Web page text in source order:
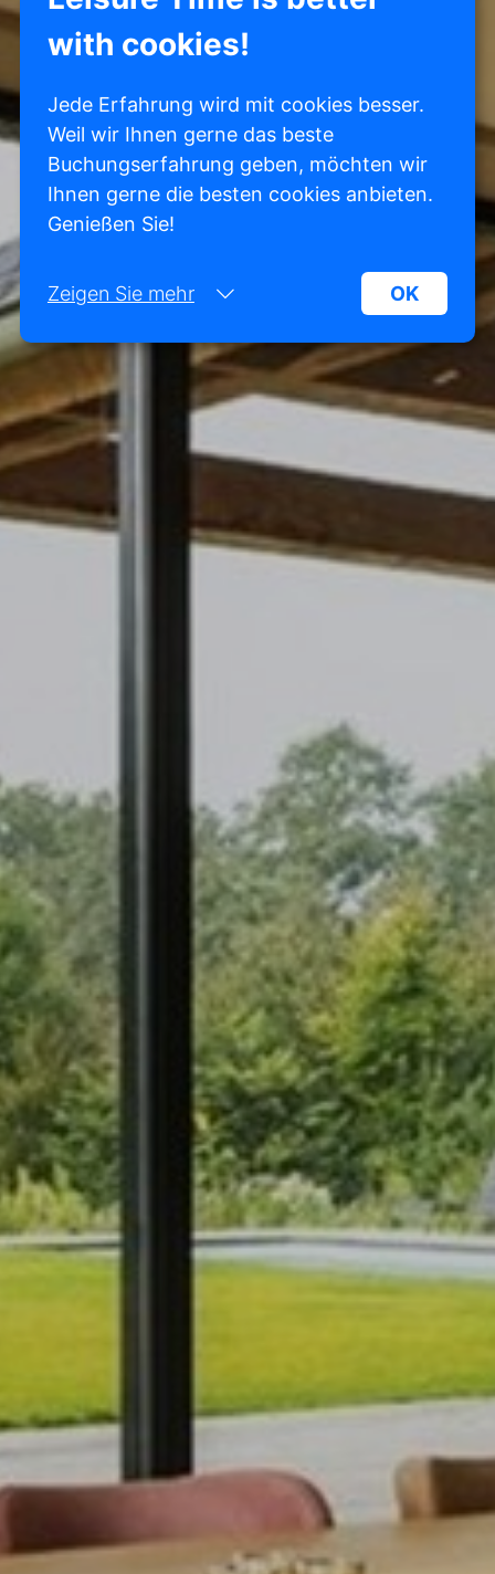
with cookies!
Jede Erfahrung wird mit cookies besser.
Weil wir Ihnen gerne das beste
Buchungserfahrung geben, möchten wir
Ihnen gerne die besten cookies anbieten.
Genießen Sie!
Zeigen Sie mehr OK
Notwendig:
Notwendige Cookies helfen dabei, eine Website
funktionsfähiger zu machen, indem sie
grundlegende Funktionen wie die Seitennavigation
und den Zugriff auf geschützte Bereiche der
Website ermöglichen. Ohne diese Cookies kann
die Website nicht ordnungsgemäß funktionieren.